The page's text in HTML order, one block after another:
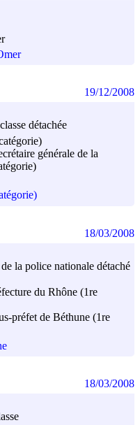
détachée
générale de la
19/12/2008
la police nationale détaché
du Rhône (1re
préfet de Béthune (1re
18/03/2008
18/03/2008